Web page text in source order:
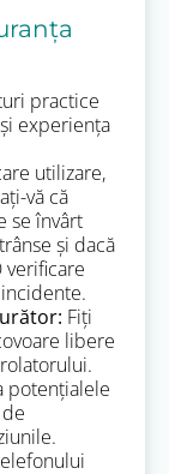
practice
experiența
utilizare,
vă că
se învârt
și dacă
verificare
Fiți
libere
potențialele